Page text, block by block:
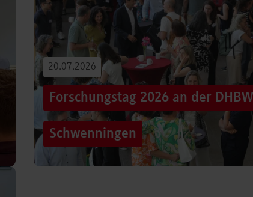
Beitrag lesen
20.07.2026
Forschungstag 2026 an der
Schwenningen
Grenzen überschreiten – und dennoch eine